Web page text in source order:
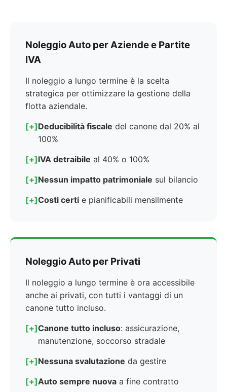
Noleggio Auto per Aziende e Partite
IVA
Il noleggio a lungo termine è la scelta
strategica per ottimizzare la gestione della
flotta aziendale.
[+]Deducibilità fiscale del canone dal 20% al
100%
[+]IVA detraibile al 40% o 100%
[+]Nessun impatto patrimoniale sul bilancio
[+]Costi certi e pianificabili mensilmente
Noleggio Auto per Privati
Il noleggio a lungo termine è ora accessibile
anche ai privati, con tutti i vantaggi di un
canone tutto incluso.
[+]Canone tutto incluso: assicurazione,
manutenzione, soccorso stradale
[+]Nessuna svalutazione da gestire
[+]Auto sempre nuova a fine contratto